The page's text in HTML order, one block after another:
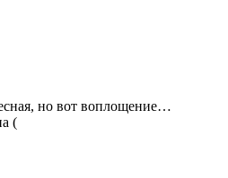
но вот воплощение…
(